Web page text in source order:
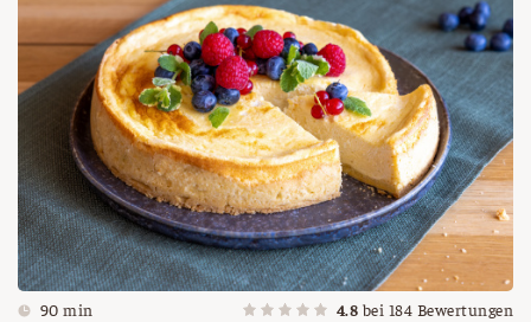
90 min 4.8 bei 184 Bewertungen